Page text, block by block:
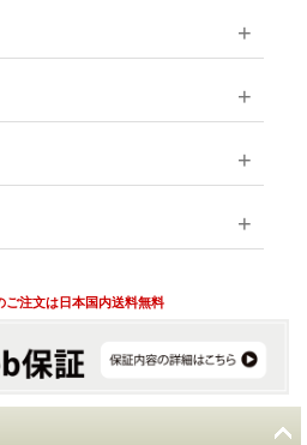
ご注文は日本国内送料無料